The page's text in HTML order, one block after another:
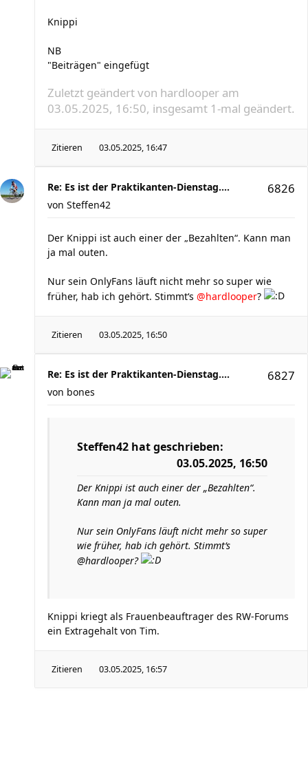
Knippi
NB
"Beiträgen" eingefügt
Zuletzt geändert von hardlooper am
03.05.2025, 16:50, insgesamt 1-mal geändert.
Zitieren 03.05.2025, 16:47
Re: Es ist der Praktikanten-Dienstag.... 6826
von Steffen42
Der Knippi ist auch einer der „Bezahlten“. Kann man
ja mal outen.
Nur sein OnlyFans läuft nicht mehr so super wie
früher, hab ich gehört. Stimmt‘s @hardlooper?
Zitieren 03.05.2025, 16:50
Re: Es ist der Praktikanten-Dienstag.... 6827
von bones
Steffen42 hat geschrieben:
03.05.2025, 16:50
Der Knippi ist auch einer der „Bezahlten“.
Kann man ja mal outen.
Nur sein OnlyFans läuft nicht mehr so super
wie früher, hab ich gehört. Stimmt‘s
@hardlooper?
Knippi kriegt als Frauenbeauftrager des RW-Forums
ein Extragehalt von Tim.
Zitieren 03.05.2025, 16:57